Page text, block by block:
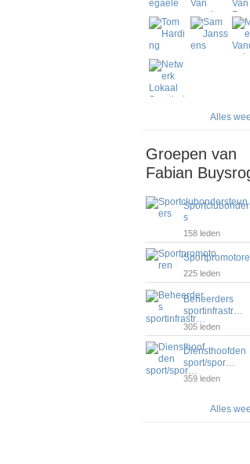
Alles
Groepen van
Fabian
s
158 leden
225 leden
Beheerders
sportinfrastr…
305 leden
Diensthoofden
sport/spor…
359 leden
Alles